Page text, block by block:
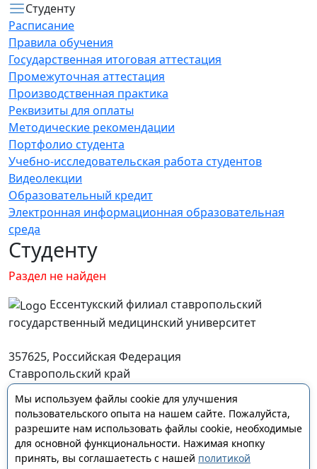
Мы используем файлы cookie для улучшения
пользовательского опыта на нашем сайте. Пожалуйста,
разрешите нам использовать файлы cookie, необходимые
для основной функциональности. Нажимая кнопку
принять, вы соглашаетесть с нашей политикой
Студенту
Расписание
Правила обучения
Государственная итоговая аттестация
Промежуточная аттестация
Производственная практика
Реквизиты для оплаты
Методические рекомендации
Портфолио студента
Учебно-исследовательская работа студентов
Видеолекции
Образовательный кредит
Электронная информационная образовательная
среда
Студенту
Раздел не найден
Ессентукский филиал ставропольский
государственный медицинский университет
357625, Российская Федерация
Ставропольский край
г. Ессентуки, ул. Пятигорская, д. 123
essentFil@stgmu.ru